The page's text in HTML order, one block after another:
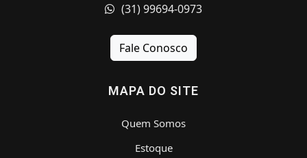
(31) 99694-0973
Fale Conosco
MAPA DO SITE
Quem Somos
Estoque